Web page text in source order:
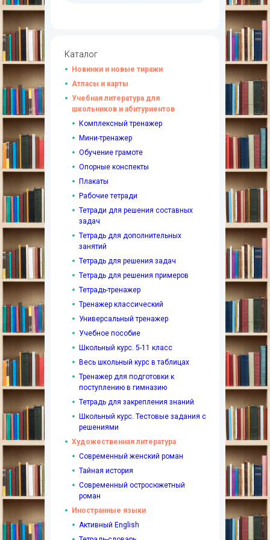
Каталог
Новинки и новые тиражи
Атласы и карты
Учебная литература для
школьников и абитуриентов
Комплексный тренажер
Мини-тренажер
Обучение грамоте
Опорные конспекты
Плакаты
Рабочие тетради
Тетради для решения составных
задач
Тетрадь для дополнительных
занятий
Тетрадь для решения задач
Тетрадь для решения примеров
Тетрадь-тренажер
Тренажер классический
Универсальный тренажер
Учебное пособие
Школьный курс. 5-11 класс
Весь школьный курс в таблицах
Тренажер для подготовки к
поступлению в гимназию
Тетрадь для закрепления знаний
Школьный курс. Тестовые задания с
решениями
Художественная литература
Современный женский роман
Тайная история
Современный остросюжетный
роман
Иностранные языки
Активный English